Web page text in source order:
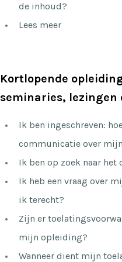
de inhoud?
Lees meer
Kortlopende
seminaries, lezingen
Ik ben ingeschreven:
communicatie over
Ik ben op zoek naar het
Ik heb een vraag over
ik terecht?
Zijn er
mijn opleiding?
Wanneer dient mijn